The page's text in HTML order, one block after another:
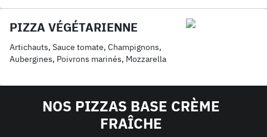
PIZZA VÉGÉTARIENNE
Artichauts, Sauce tomate, Champignons,
Aubergines, Poivrons marinés, Mozzarella
NOS PIZZAS BASE CRÈME
FRAÎCHE